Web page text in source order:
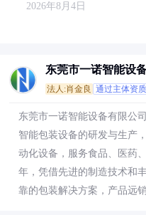
2026年8月4日
东莞市一诺智能设
法人:肖金良 通过主体资
东莞市一诺智能设备有限公
智能包装设备的研发与生产
动化设备，服务食品、医药
年，凭借先进的制造技术和
靠的包装解决方案，产品远